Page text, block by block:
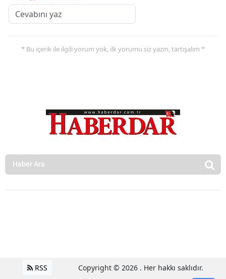
* Bu içerik ile ilgili yorum yok, ilk yorumu siz yazın, tartışalım *
RSS Copyright © 2026 . Her hakkı saklıdır.